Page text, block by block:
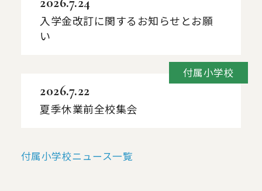
入学金改訂に関するお知らせとお願
い
付属小学校
2026.7.22
夏季休業前全校集会
付属小学校ニュース一覧